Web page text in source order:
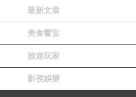
最新文章
美食饗宴
旅遊玩家
影視娛樂